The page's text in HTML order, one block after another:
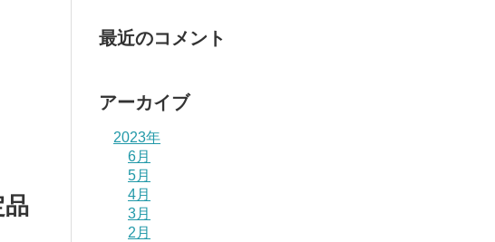
最近のコメント
アーカイブ
2023年
6月
5月
4月
3月
2月